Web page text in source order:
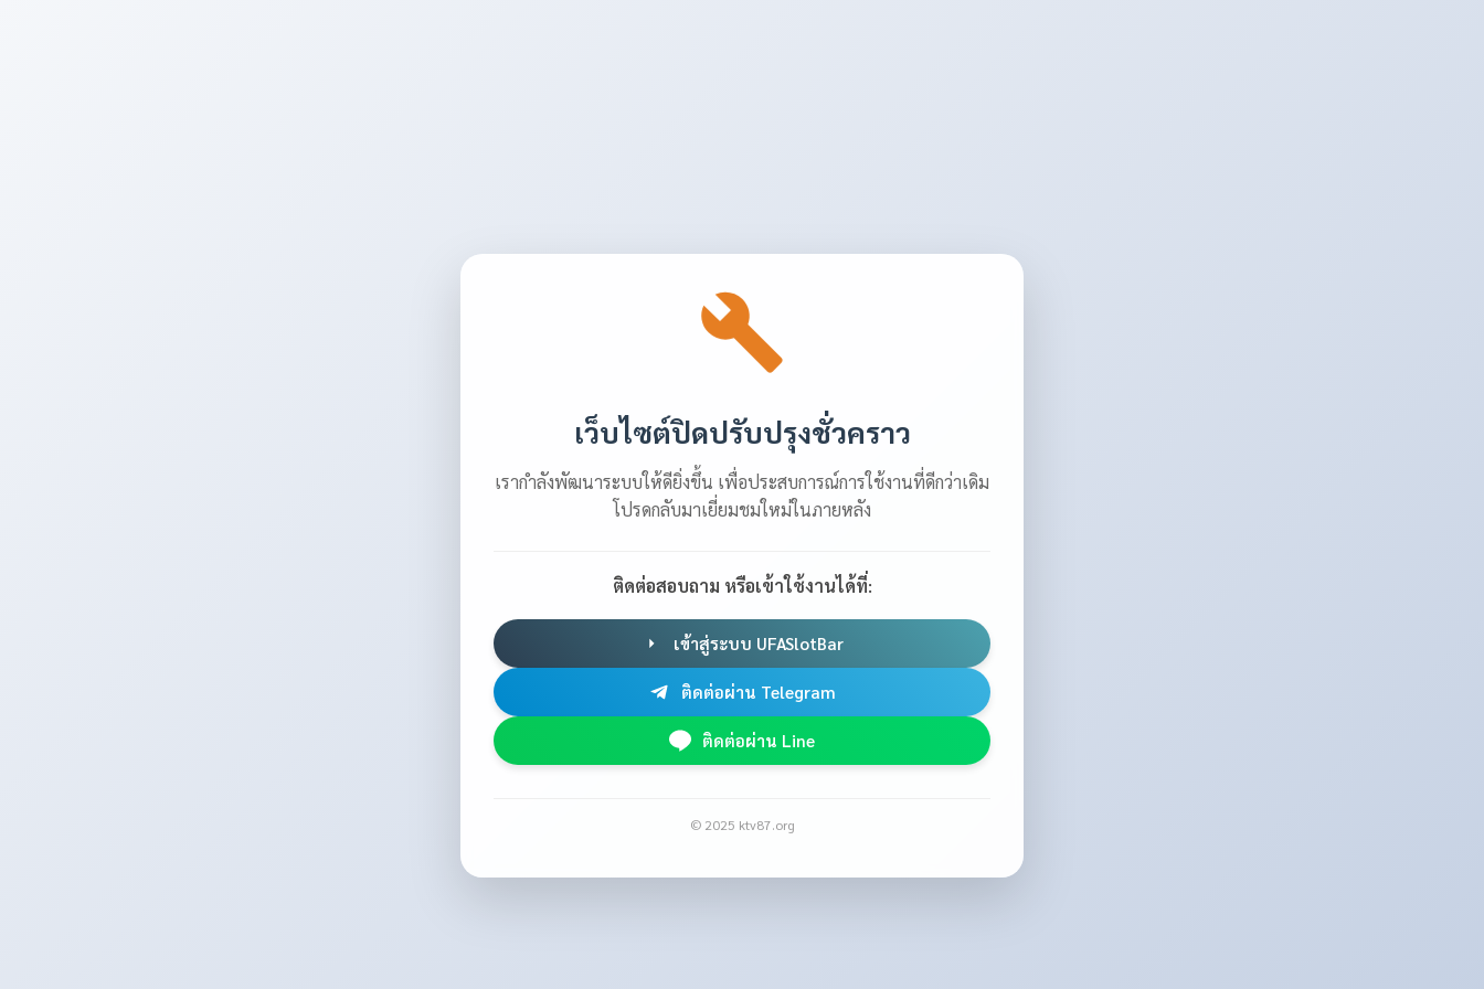
เว็บไซต์ปิดปรับปรุงชั่วคราว
เรากำลังพัฒนาระบบให้ดียิ่งขึ้น เพื่อประสบการณ์การใช้งานที่ดีกว่าเดิม
โปรดกลับมาเยี่ยมชมใหม่ในภายหลัง
ติดต่อสอบถาม หรือเข้าใช้งานได้ที่:
เข้าสู่ระบบ UFASlotBar
ติดต่อผ่าน Telegram
ติดต่อผ่าน Line
© 2025 ktv87.org